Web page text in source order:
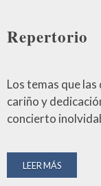
Repertorio
Los temas que
cariño y
concierto
LEER MÁS